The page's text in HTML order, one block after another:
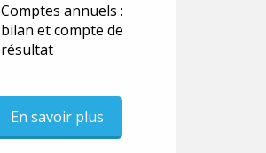
Comptes annuels :
bilan et compte de
résultat
En savoir plus